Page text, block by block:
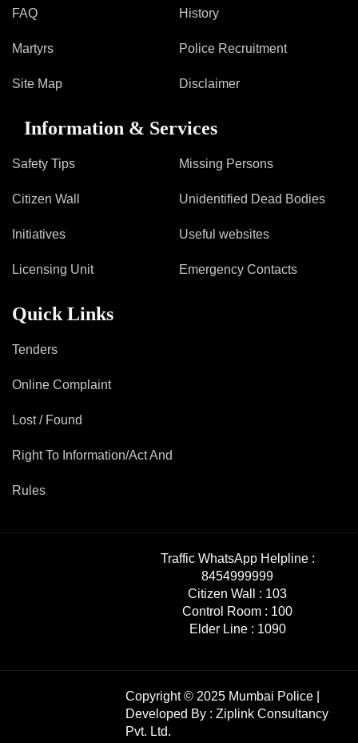
FAQ
Martyrs
Site Map
History
Police Recruitment
Disclaimer
Information & Services
Safety Tips
Citizen Wall
Initiatives
Licensing Unit
Missing Persons
Unidentified Dead Bodies
Useful websites
Emergency Contacts
Quick Links
Tenders
Online Complaint
Lost / Found
Right To Information/Act And
Rules
Traffic WhatsApp Helpline :
8454999999
Citizen Wall : 103
Control Room : 100
Elder Line : 1090
Copyright © 2025 Mumbai Police |
Developed By : Ziplink Consultancy
Pvt. Ltd.